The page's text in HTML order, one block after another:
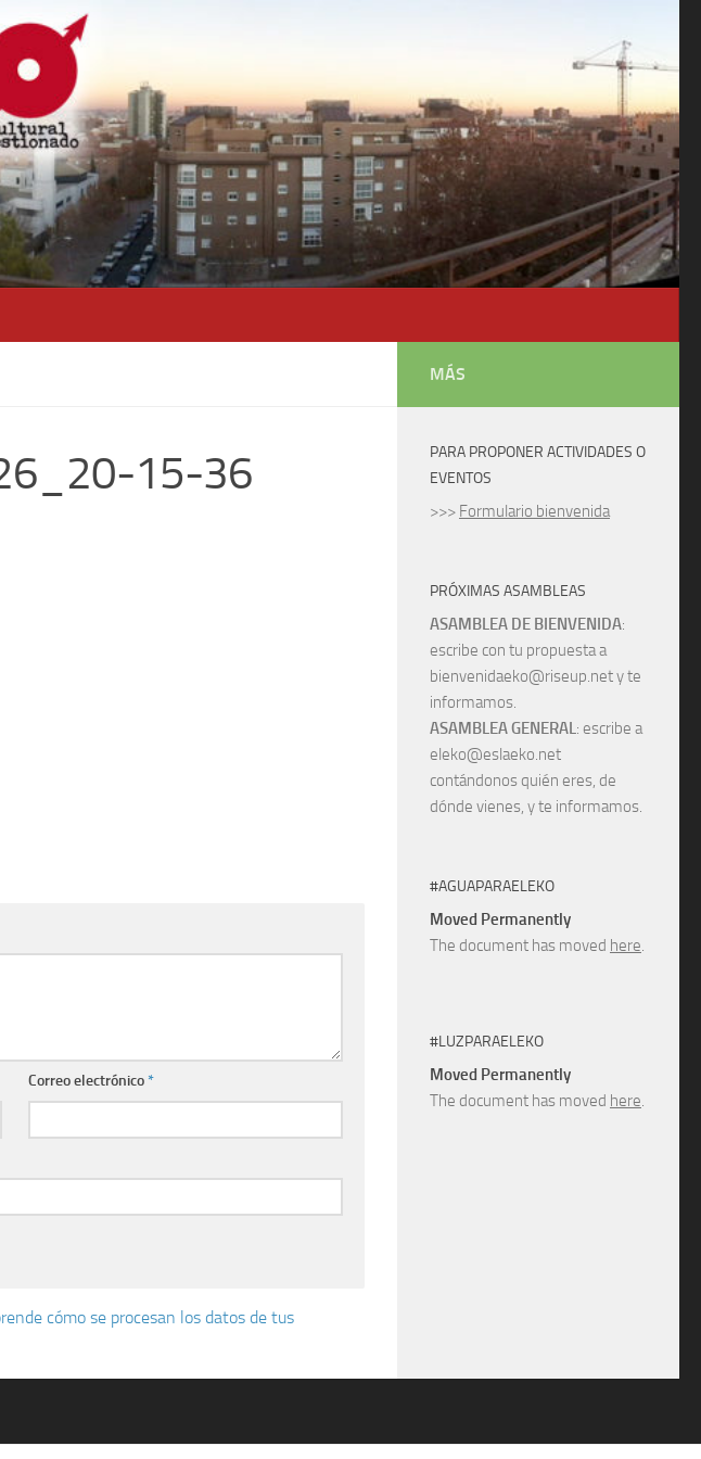
15-36
Correo electrónico*
cómo se procesan los datos de tus
MÁS
PARA PROPONER ACTIVIDADES O
EVENTOS
>>> Formulario bienvenida
PRÓXIMAS ASAMBLEAS
ASAMBLEA DE BIENVENIDA:
escribe con tu propuesta a
bienvenidaeko@riseup.net y te
informamos.
ASAMBLEA GENERAL: escribe a
eleko@eslaeko.net
contándonos quién eres, de
dónde vienes, y te informamos.
#AGUAPARAELEKO
Moved Permanently
The document has moved here.
#LUZPARAELEKO
Moved Permanently
The document has moved here.